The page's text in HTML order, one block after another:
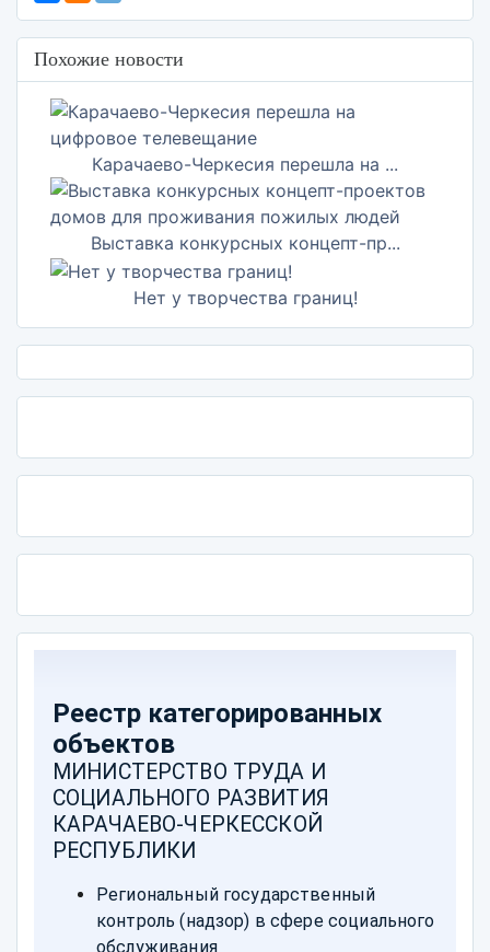
Похожие новости
Карачаево-Черкесия перешла на ...
Выставка конкурсных концепт-пр...
Нет у творчества границ!